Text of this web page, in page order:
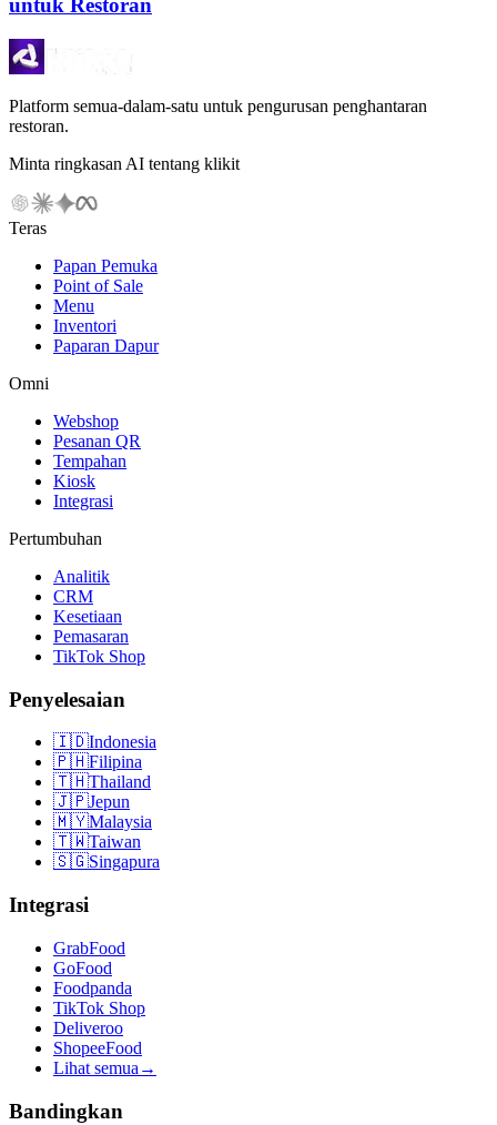
untuk Restoran
Platform semua-dalam-satu untuk pengurusan penghantaran
restoran.
Minta ringkasan AI tentang klikit
Teras
Papan Pemuka
Point of Sale
Menu
Inventori
Paparan Dapur
Omni
Webshop
Pesanan QR
Tempahan
Kiosk
Integrasi
Pertumbuhan
Analitik
CRM
Kesetiaan
Pemasaran
TikTok Shop
Penyelesaian
🇮🇩Indonesia
🇵🇭Filipina
🇹🇭Thailand
🇯🇵Jepun
🇲🇾Malaysia
🇹🇼Taiwan
🇸🇬Singapura
Integrasi
GrabFood
GoFood
Foodpanda
TikTok Shop
Deliveroo
ShopeeFood
Lihat semua →
Bandingkan